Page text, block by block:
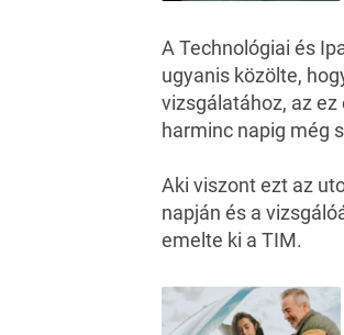
A Technológiai és
ugyanis közölte,
vizsgálatához, az
harminc napig még
Aki viszont ezt az
napján és a
emelte ki a TIM.